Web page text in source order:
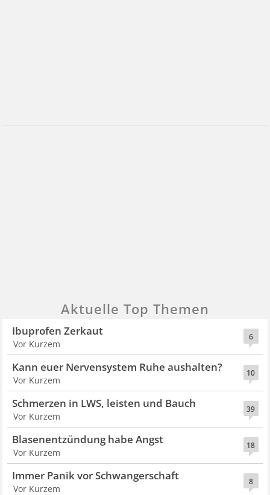
Aktuelle Top Themen
6
Ibuprofen Zerkaut
Vor Kurzem
10
Kann euer Nervensystem Ruhe aushalten?
Vor Kurzem
39
Schmerzen in LWS, leisten und Bauch
Vor Kurzem
18
Blasenentzündung habe Angst
Vor Kurzem
8
Immer Panik vor Schwangerschaft
Vor Kurzem